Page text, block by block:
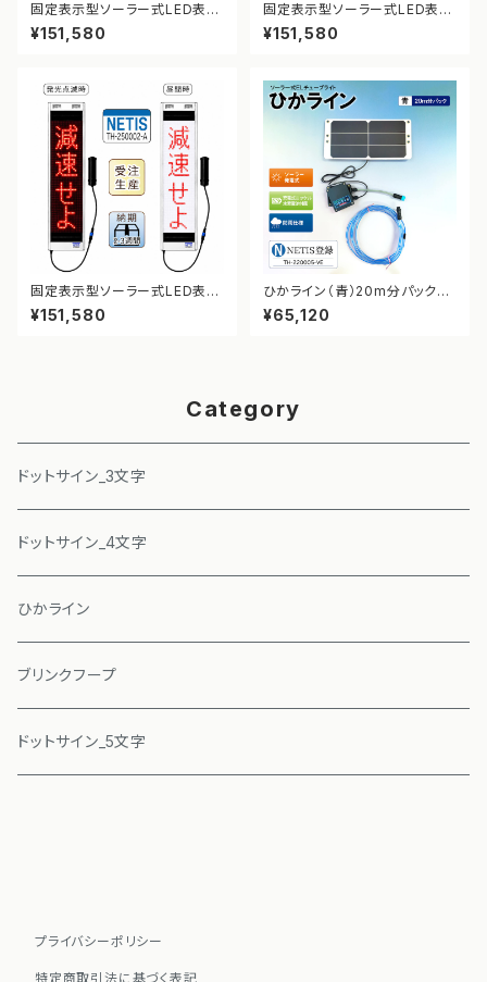
固定表示型ソーラー式LED表示
板 ドットサイン【急カーブ】【NE
TIS登録】
¥151,580
固定表示型ソーラー式LED表示
板 ドットサイン【迂回路】【NETI
S登録】
¥151,580
固定表示型ソーラー式LED表示
板 ドットサイン【減速せよ】【NE
TIS登録】
¥151,580
ひかライン（青）20m分パック【N
ETIS登録】
¥65,120
Category
ドットサイン_3文字
ドットサイン_4文字
ひかライン
ブリンクフープ
ドットサイン_5文字
プライバシーポリシー
特定商取引法に基づく表記